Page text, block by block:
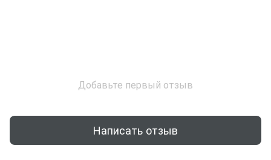
Добавьте первый отзыв
Написать отзыв